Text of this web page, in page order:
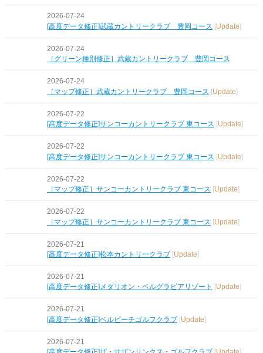
2026-07-24
[高度データ修正]武蔵カントリークラブ 豊岡コース [Update]
2026-07-24
［グリーン種別修正］武蔵カントリークラブ 豊岡コース
2026-07-24
［マップ修正］武蔵カントリークラブ 豊岡コース [Update]
2026-07-22
[高度データ修正]サンコーカントリークラブ 東コース [Update]
2026-07-22
[高度データ修正]サンコーカントリークラブ 東コース [Update]
2026-07-22
［マップ修正］サンコーカントリークラブ 東コース [Update]
2026-07-22
［マップ修正］サンコーカントリークラブ 東コース [Update]
2026-07-21
[高度データ修正]松本カントリークラブ [Update]
2026-07-21
[高度データ修正]メダリオン・ベルグラビアリゾート
Update
2026-07-21
[高度データ修正]ベルビーチゴルフクラブ [Update]
2026-07-21